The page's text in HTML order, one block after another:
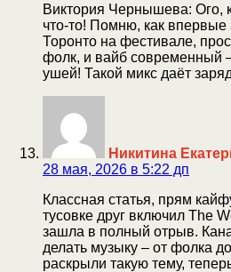
Виктория Чернышева: Ого,
что-то! Помню, как
Торонто на фестивале,
фолк, и вайб современный
ушей! Такой микс даёт
Никитина
28 мая, 2026 в 5:22 дп
Классная статья, прям
тусовке друг включил The
зашла в полный отрыв.
делать музыку – от фолка
раскрыли такую тему,